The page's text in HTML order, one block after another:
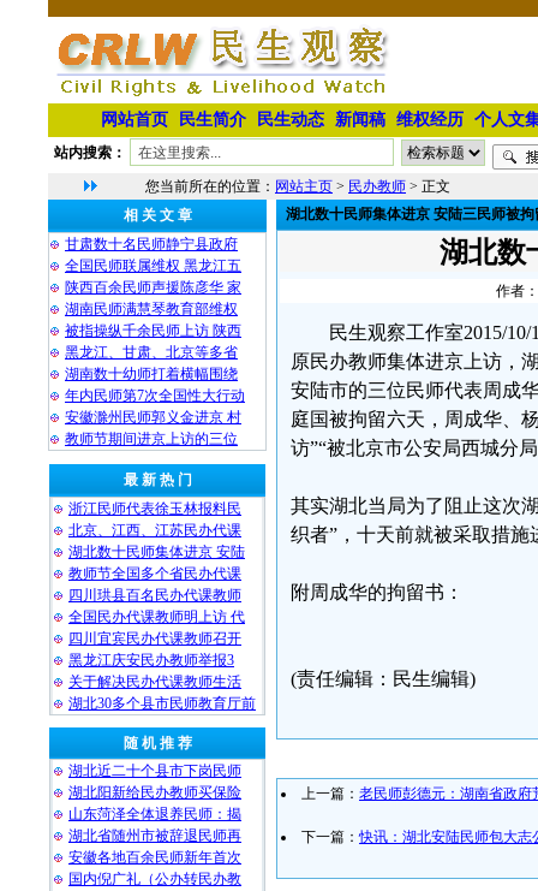
网站首页 民生简介 民生动态 新闻稿 维权经历 个人文
站内搜索：
您当前所在的位置： 网站主页 > 民办教师 > 正文
相 关 文 章
甘肃数十名民师静宁县政府
全国民师联属维权 黑龙江五
陕西百余民师声援陈彦华 家
湖南民师满慧琴教育部维权
被指操纵千余民师上访 陕西
黑龙江、甘肃、北京等多省
湖南数十幼师打着横幅围绕
年内民师第7次全国性大行动
安徽滁州民师郭义金进京 村
教师节期间进京上访的三位
最 新 热 门
浙江民师代表徐玉林报料民
北京、江西、江苏民办代课
湖北数十民师集体进京 安陆
教师节全国多个省民办代课
四川珙县百名民办代课教师
全国民办代课教师明上访 代
四川宜宾民办代课教师召开
黑龙江庆安民办教师举报3
关于解决民办代课教师生活
湖北30多个县市民师教育厅前
随 机 推 荐
湖北近二十个县市下岗民师
湖北阳新给民办教师买保险
山东菏泽全体退养民师：揭
湖北省随州市被辞退民师再
安徽各地百余民师新年首次
国内倪广礼（公办转民办教
湖北数十民师集体进京 安陆三民师被拘
湖北数
作者
民生观察工作室2015/
原民办教师集体进京上访，
安陆市的三位民师代表周成
庭国被拘留六天，周成华、
访”“被北京市公安局西城分
其实湖北当局为了阻止这次
织者”，十天前就被采取措
附周成华的拘留书：
(责任编辑：民生编辑)
上一篇： 老民师彭德元：湖南省政府
下一篇：快讯：湖北安陆民师包大志